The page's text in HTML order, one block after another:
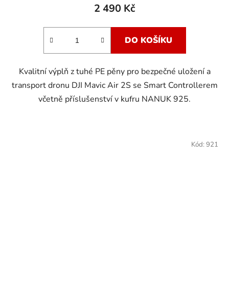
2 490 Kč
DO KOŠÍKU
Kvalitní výplň z tuhé PE pěny pro bezpečné uložení a
transport dronu DJI Mavic Air 2S se Smart Controllerem
včetně příslušenství v kufru NANUK 925.
Kód: 921